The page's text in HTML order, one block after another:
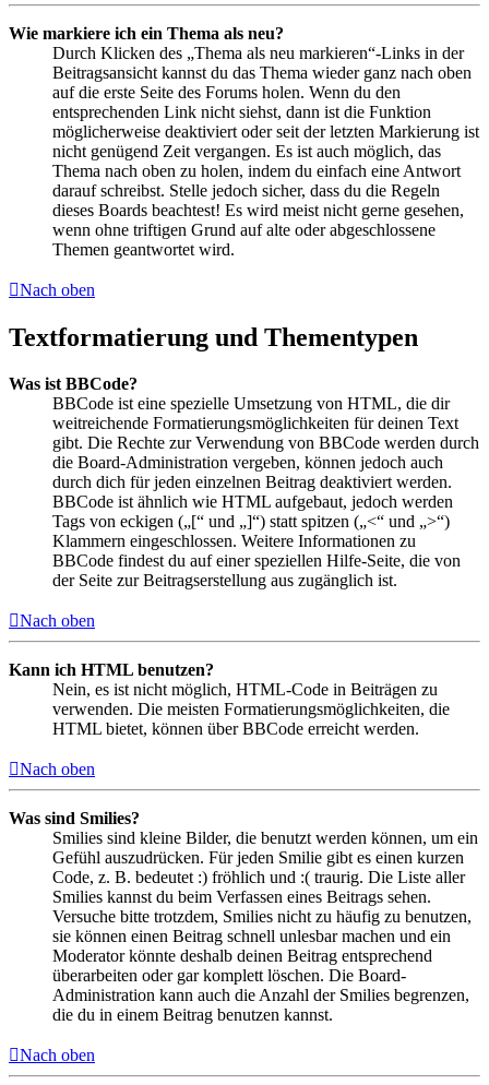
Wie markiere ich ein Thema als neu?
Durch Klicken des „Thema als neu markieren“-Links in der
Beitragsansicht kannst du das Thema wieder ganz nach oben
auf die erste Seite des Forums holen. Wenn du den
entsprechenden Link nicht siehst, dann ist die Funktion
möglicherweise deaktiviert oder seit der letzten Markierung ist
nicht genügend Zeit vergangen. Es ist auch möglich, das
Thema nach oben zu holen, indem du einfach eine Antwort
darauf schreibst. Stelle jedoch sicher, dass du die Regeln
dieses Boards beachtest! Es wird meist nicht gerne gesehen,
wenn ohne triftigen Grund auf alte oder abgeschlossene
Themen geantwortet wird.
Nach oben
Textformatierung und Thementypen
Was ist BBCode?
BBCode ist eine spezielle Umsetzung von HTML, die dir
weitreichende Formatierungsmöglichkeiten für deinen Text
gibt. Die Rechte zur Verwendung von BBCode werden durch
die Board-Administration vergeben, können jedoch auch
durch dich für jeden einzelnen Beitrag deaktiviert werden.
BBCode ist ähnlich wie HTML aufgebaut, jedoch werden
Tags von eckigen („[“ und „]“) statt spitzen („<“ und „>“)
Klammern eingeschlossen. Weitere Informationen zu
BBCode findest du auf einer speziellen Hilfe-Seite, die von
der Seite zur Beitragserstellung aus zugänglich ist.
Nach oben
Kann ich HTML benutzen?
Nein, es ist nicht möglich, HTML-Code in Beiträgen zu
verwenden. Die meisten Formatierungsmöglichkeiten, die
HTML bietet, können über BBCode erreicht werden.
Nach oben
Was sind Smilies?
Smilies sind kleine Bilder, die benutzt werden können, um ein
Gefühl auszudrücken. Für jeden Smilie gibt es einen kurzen
Code, z. B. bedeutet :) fröhlich und :( traurig. Die Liste aller
Smilies kannst du beim Verfassen eines Beitrags sehen.
Versuche bitte trotzdem, Smilies nicht zu häufig zu benutzen,
sie können einen Beitrag schnell unlesbar machen und ein
Moderator könnte deshalb deinen Beitrag entsprechend
überarbeiten oder gar komplett löschen. Die Board-
Administration kann auch die Anzahl der Smilies begrenzen,
die du in einem Beitrag benutzen kannst.
Nach oben